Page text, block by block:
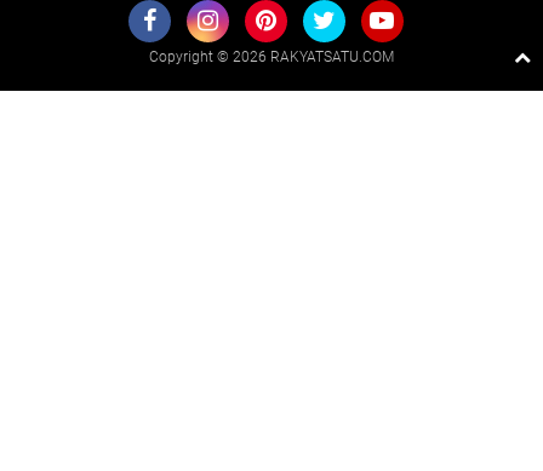
Copyright © 2026 RAKYATSATU.COM
Raushan